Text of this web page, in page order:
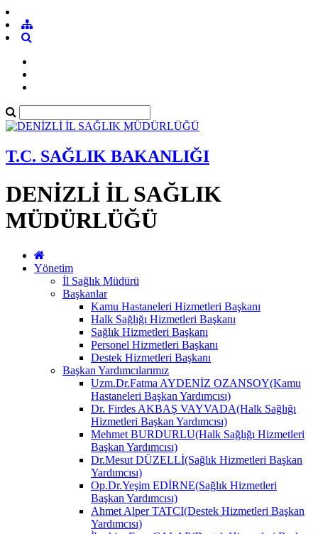
T.C. SAĞLIK BAKANLIĞI
DENİZLİ İL SAĞLIK
MÜDÜRLÜĞÜ
Yönetim
İl Sağlık Müdürü
Başkanlar
Kamu Hastaneleri Hizmetleri Başkanı
Halk Sağlığı Hizmetleri Başkanı
Sağlık Hizmetleri Başkanı
Personel Hizmetleri Başkanı
Destek Hizmetleri Başkanı
Başkan Yardımcılarımız
Uzm.Dr.Fatma AYDENİZ OZANSOY(Kamu
Hastaneleri Başkan Yardımcısı)
Dr. Firdes AKBAŞ VAYVADA(Halk Sağlığı
Hizmetleri Başkan Yardımcısı)
Mehmet BURDURLU(Halk Sağlığı Hizmetleri
Başkan Yardımcısı)
Dr.Mesut DÜZELLİ(Sağlık Hizmetleri Başkan
Yardımcısı)
Op.Dr.Yeşim EDİRNE(Sağlık Hizmetleri
Başkan Yardımcısı)
Ahmet Alper TATCI(Destek Hizmetleri Başkan
Yardımcısı)